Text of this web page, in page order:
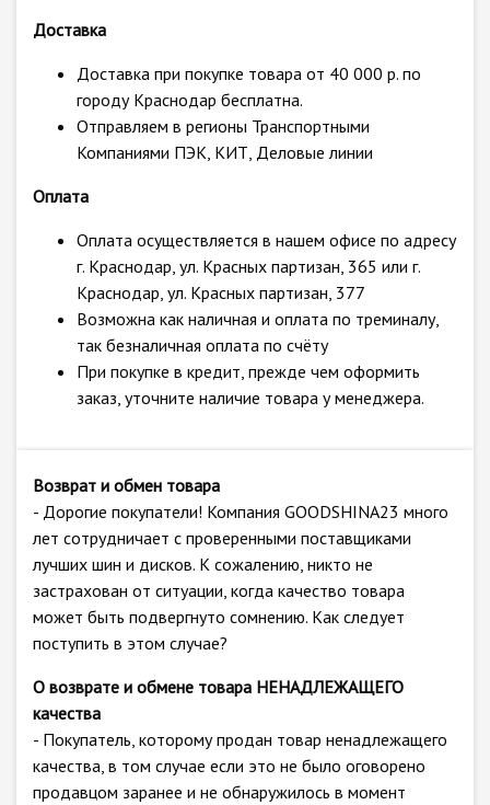
Доставка
Доставка при покупке товара от 40 000 р. по
городу Краснодар бесплатна.
Отправляем в регионы Транспортными
Компаниями ПЭК, КИТ, Деловые линии
Оплата
Оплата осуществляется в нашем офисе по адресу
г. Краснодар, ул. Красных партизан, 365 или г.
Краснодар, ул. Красных партизан, 377
Возможна как наличная и оплата по треминалу,
так безналичная оплата по счёту
При покупке в кредит, прежде чем оформить
заказ, уточните наличие товара у менеджера.
Возврат и обмен товара
- Дорогие покупатели! Компания GOODSHINA23 много
лет сотрудничает с проверенными поставщиками
лучших шин и дисков. К сожалению, никто не
застрахован от ситуации, когда качество товара
может быть подвергнуто сомнению. Как следует
поступить в этом случае?
О возврате и обмене товара НЕНАДЛЕЖАЩЕГО
качества
- Покупатель, которому продан товар ненадлежащего
качества, в том случае если это не было оговорено
продавцом заранее и не обнаружилось в момент